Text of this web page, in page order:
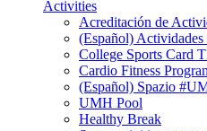
Activities
Acreditación de
(Español)
College Sports Card
Cardio Fitness
(Español) Spazio
UMH Pool
Healthy Break